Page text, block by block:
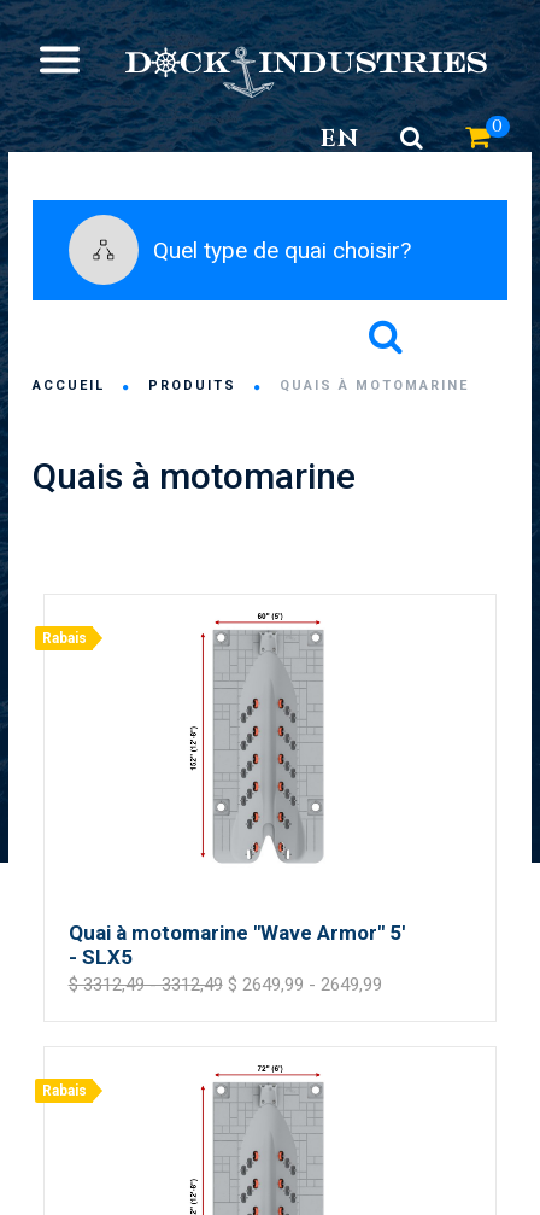
EN 0
Quel type de quai choisir?
ACCUEIL PRODUITS QUAIS À MOTOMARINE
Quais à motomarine
Rabais
Quai à motomarine "Wave Armor" 5'
- SLX5
$ 3312,49 - 3312,49$ 2649,99 - 2649,99
Rabais